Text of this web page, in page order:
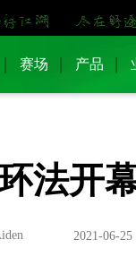
赛场 产品
法开
2021-06-25